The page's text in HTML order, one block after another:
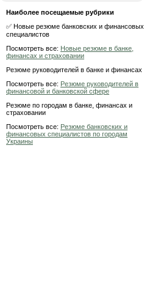
Наиболее посещаемые рубрики
✅ Новые резюме банковских и финансовых
специалистов
Посмотреть все: Новые резюме в банке,
финансах и страховании
Резюме руководителей в банке и финансах
Посмотреть все: Резюме руководителей в
финансовой и банковской сфере
Резюме по городам в банке, финансах и
страховании
Посмотреть все: Резюме банковских и
финансовых специалистов по городам
Украины